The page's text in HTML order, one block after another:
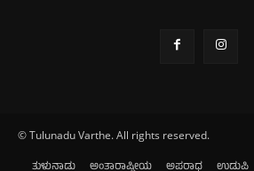
© Tulunadu Varthe. All rights reserved.
ತುಳುನಾಡು ಅಂತಾರಾಷ್ಟ್ರೀಯ ಅಪರಾಧ ಉಡುಪಿ